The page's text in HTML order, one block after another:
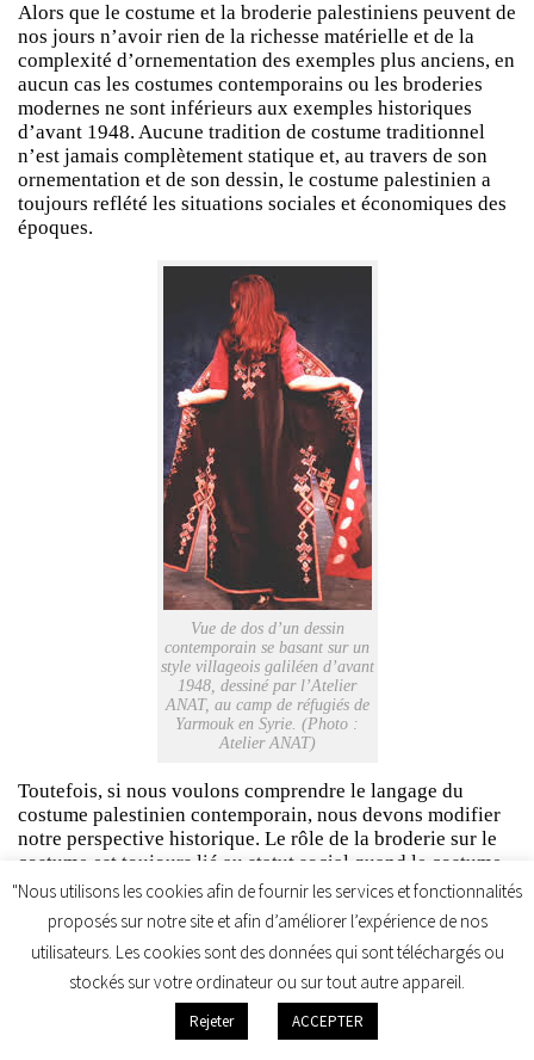
Alors que le costume et la broderie palestiniens peuvent de
nos jours n’avoir rien de la richesse matérielle et de la
complexité d’ornementation des exemples plus anciens, en
aucun cas les costumes contemporains ou les broderies
modernes ne sont inférieurs aux exemples historiques
d’avant 1948. Aucune tradition de costume traditionnel
n’est jamais complètement statique et, au travers de son
ornementation et de son dessin, le costume palestinien a
toujours reflété les situations sociales et économiques des
époques.
Vue de dos d’un dessin
contemporain se basant sur un
style villageois galiléen d’avant
1948, dessiné par l’Atelier
ANAT, au camp de réfugiés de
Yarmouk en Syrie. (Photo :
Atelier ANAT)
Toutefois, si nous voulons comprendre le langage du
costume palestinien contemporain, nous devons modifier
notre perspective historique. Le rôle de la broderie sur le
costume est toujours lié au statut social quand le costume
est porté, mais le passage à la production professionnelle
le marque désormais comme un signe de richesse, mais
dans un sens différent. Alors que l’identification régionale
de la brodeuse peut toujours être révélée dans des détails
plus fins, les critères stylistiques régionaux distincts ont
été remplacés par une caractérisation plus générale, alors
que les styles non régionaux, comme le« 6 branches »
"Nous utilisons les cookies afin de fournir les services et fonctionnalités
proposés sur notre site et afin d’améliorer l’expérience de nos
utilisateurs. Les cookies sont des données qui sont téléchargés ou
stockés sur votre ordinateur ou sur tout autre appareil.
Rejeter ACCEPTER